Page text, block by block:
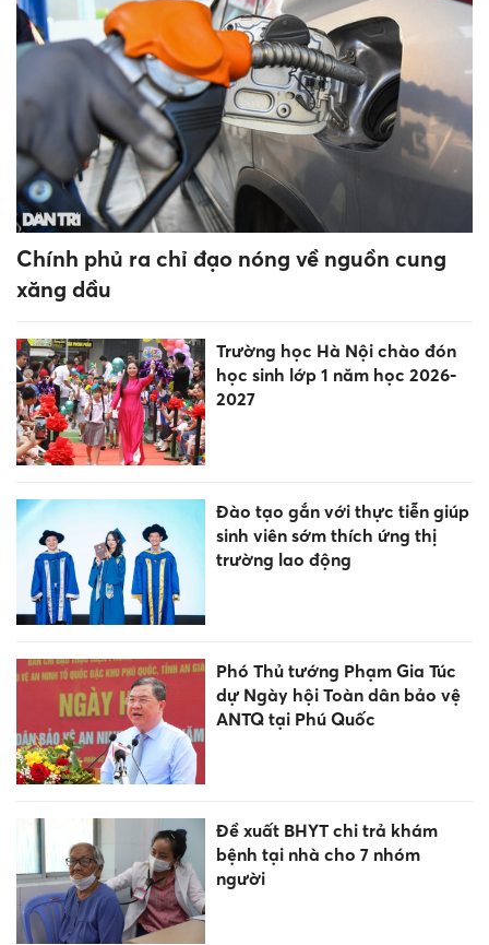
Đào tạo gắn với thực tiễn giúp
sinh viên sớm thích ứng thị
trường lao động
Giúp học sinh lớp 10 chọn
đúng tổ hợp, định hình lộ trình
học tập hiệu quả
sẻ, mở rộng không gian học
thuật quốc tế tại Việt Nam
Đại Thắng kiểm tra tiến độ các
dự án đường Đặng Thai Mai,
Nhà hát Ngọc Trai
dưỡng lý tưởng, tình yêu biển
đảo cho sinh viên
nào vừa bước sang tuần mới
(3-9/8) đã lo MẤT TIỀN ngay
ngáy?